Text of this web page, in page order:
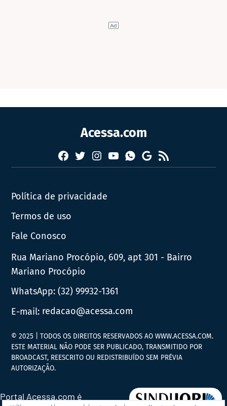
Acessa.com
Facebook
TwitterInstagram
YouTubeWhatsapp
Google
News
RSS
Política de privacidade
Termos de uso
Fale Conosco
Rua Mariano Procópio, 609, apt 301 - Bairro
Mariano Procópio
WhatsApp:(32) 99932-1361
E-mail: redacao@acessa.com
© 2025 | TODOS OS DIREITOS RESERVADOS AO WWW.ACESSA.COM.
ESTE MATERIAL NÃO PODE SER PUBLICADO, TRANSMITIDO POR
BROADCAST, REESCRITO OU REDISTRIBUÍDO SEM PRÉVIA
AUTORIZAÇÃO.
Portal Acessa.com é